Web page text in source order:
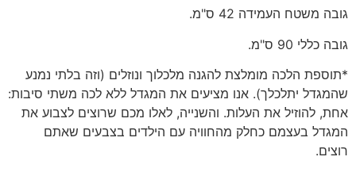
גובה משטח העמידה 42 ס"מ.
גובה כללי 90 ס"מ.
*תוספת הלכה מומלצת להגנה מלכלוך ונוזלים (וזה בלתי נמנע
שהמגדל יתלכלך). אנו מציעים את המגדל ללא לכה משתי סיבות:
אחת, להוזיל את העלות. והשנייה, לאלו מכם שרוצים לצבוע את
המגדל בעצמם כחלק מהחוויה עם הילדים בצבעים שאתם
רוצים.